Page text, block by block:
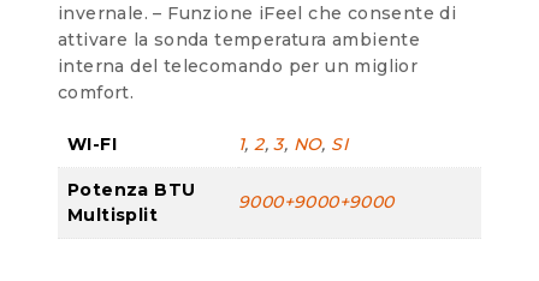
invernale. – Funzione iFeel che consente di
attivare la sonda temperatura ambiente
interna del telecomando per un miglior
comfort.
WI-FI 1,2,3, NO, SI
Potenza BTU
Multisplit
9000+9000+9000